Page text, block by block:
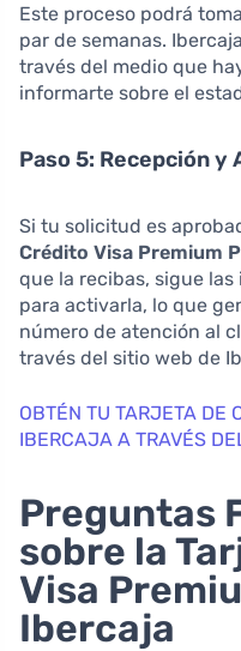
Este proceso podrá
par de semanas.
través del medio que
informarte sobre el
Paso 5: Recepción
Si tu solicitud es
Crédito Visa Premium
que la recibas, sigue
para activarla, lo que
número de atención al
través del sitio web de
OBTÉN TU TARJETA DE
IBERCAJA A TRAVÉS
Preguntas
sobre la
Visa
Ibercaja